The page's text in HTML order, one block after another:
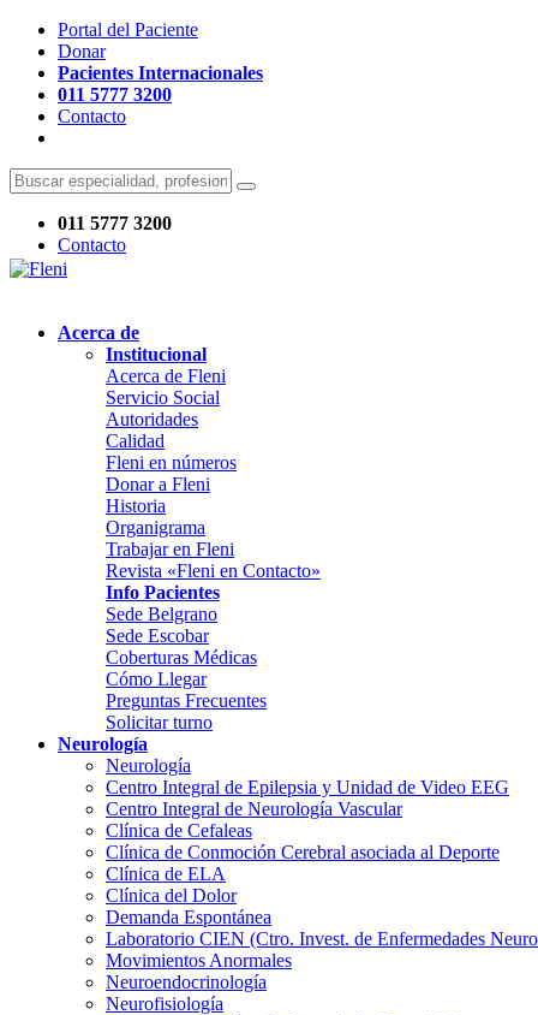
Portal del Paciente
Donar
Pacientes Internacionales
011 5777 3200
Contacto
011 5777 3200
Contacto
Acerca de
Institucional
Acerca de Fleni
Servicio Social
Autoridades
Calidad
Fleni en números
Donar a Fleni
Historia
Organigrama
Trabajar en Fleni
Revista «Fleni en Contacto»
Info Pacientes
Sede Belgrano
Sede Escobar
Coberturas Médicas
Cómo Llegar
Preguntas Frecuentes
Solicitar turno
Neurología
Neurología
Centro Integral de Epilepsia y Unidad de Video EEG
Centro Integral de Neurología Vascular
Clínica de Cefaleas
Clínica de Conmoción Cerebral asociada al Deporte
Clínica de ELA
Clínica del Dolor
Demanda Espontánea
Laboratorio CIEN (Ctro. Invest. de Enfermedades
Movimientos Anormales
Neuroendocrinología
Neurofisiología